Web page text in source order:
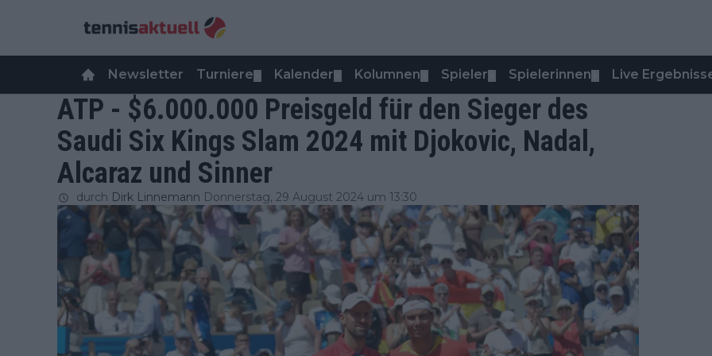
Newsletter Turniere Kalender Kolumnen Spieler Spielerinnen Live
ATP - $6.000.000 Preisgeld für den Sieger des
Saudi Six Kings Slam 2024 mit Djokovic, Nadal,
Alcaraz und Sinner
durch Dirk Linnemann Donnerstag, 29 August 2024 um 13:30